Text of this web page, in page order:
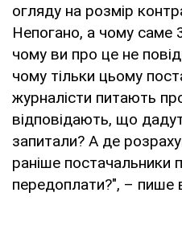
огляду на розмір
Непогано, а чому саме
чому ви про це не
чому тільки цьому
журналісти питають
відповідають, що
запитали? А де
раніше постачальники
передоплати?", – пише